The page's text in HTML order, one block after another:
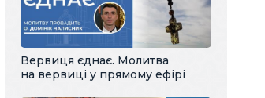
Вервиця єднає. Молитва
на вервиці у прямому ефірі